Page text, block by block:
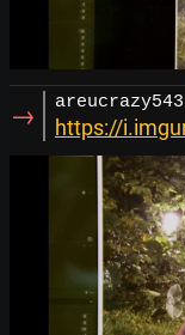
→ areucrazy543
https://